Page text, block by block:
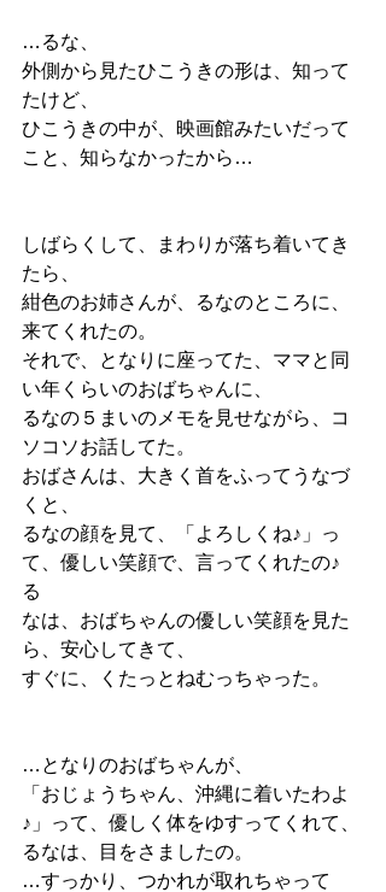
…るな、
外側から見たひこうきの形は、知って
たけど、
ひこうきの中が、映画館みたいだって
こと、知らなかったから…
しばらくして、まわりが落ち着いてき
たら、
紺色のお姉さんが、るなのところに、
来てくれたの。
それで、となりに座ってた、ママと同
い年くらいのおばちゃんに、
るなの５まいのメモを見せながら、コ
ソコソお話してた。
おばさんは、大きく首をふってうなづ
くと、
るなの顔を見て、「よろしくね♪」っ
て、優しい笑顔で、言ってくれたの♪
る
なは、おばちゃんの優しい笑顔を見た
ら、安心してきて、
すぐに、くたっとねむっちゃった。
…となりのおばちゃんが、
「おじょうちゃん、沖縄に着いたわよ
♪」って、優しく体をゆすってくれて、
るなは、目をさましたの。
…すっかり、つかれが取れちゃって